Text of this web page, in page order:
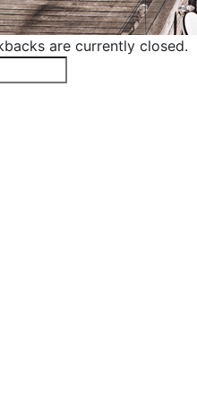
are currently closed.